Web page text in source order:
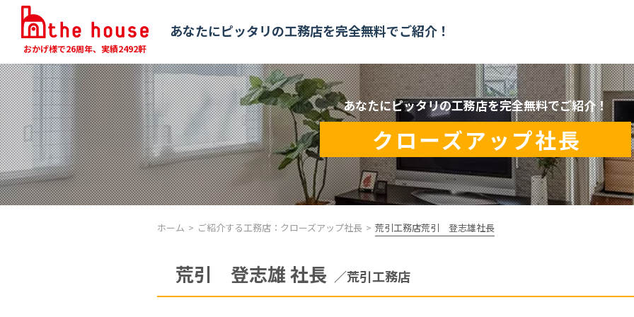
あなたにピッタリの工務店を完全無料でご紹介！
おかげ様で26周年、実績2492軒
あなたにピッタリの工務店を完全無料でご紹介！
クローズアップ社長
ホーム ご紹介する工務店： クローズアップ社長 荒引工務店荒引 登志雄社長
荒引 登志雄 社長 ／荒引工務店